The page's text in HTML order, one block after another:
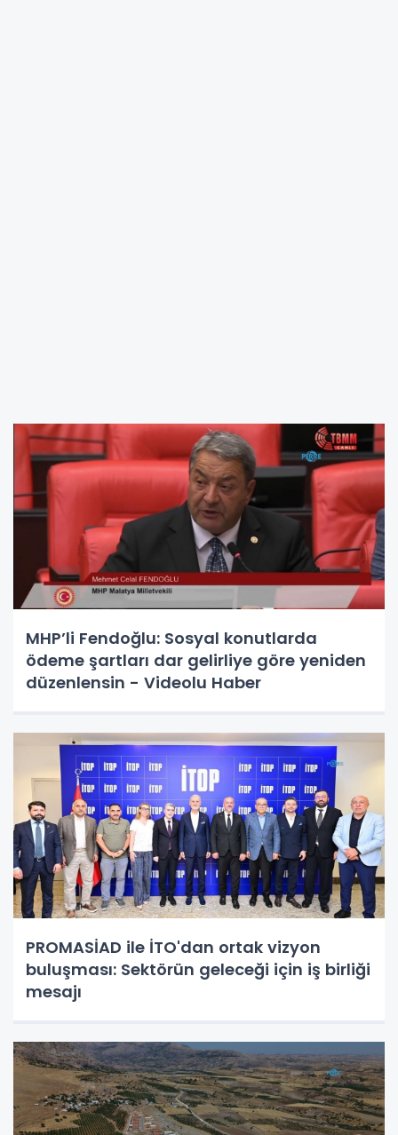
MHP’li Fendoğlu: Sosyal konutlarda
ödeme şartları dar gelirliye göre yeniden
düzenlensin - Videolu Haber
PROMASİAD ile İTO'dan ortak vizyon
buluşması: Sektörün geleceği için iş birliği
mesajı